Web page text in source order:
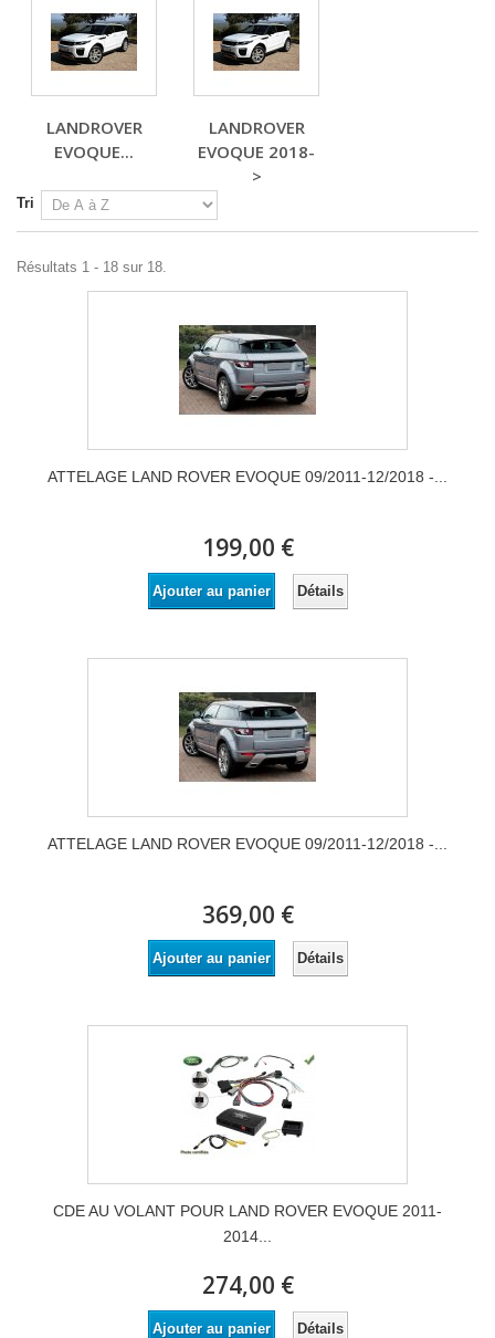
LANDROVER
EVOQUE...
LANDROVER
EVOQUE 2018-
>
Tri
Résultats 1 - 18 sur 18.
ATTELAGE LAND ROVER EVOQUE 09/2011-12/2018 -...
199,00 €
Ajouter au panier Détails
ATTELAGE LAND ROVER EVOQUE 09/2011-12/2018 -...
369,00 €
Ajouter au panier Détails
CDE AU VOLANT POUR LAND ROVER EVOQUE 2011-
2014...
274,00 €
Ajouter au panier Détails